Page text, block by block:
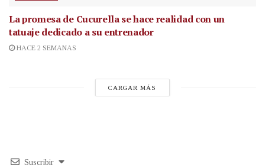
La promesa de Cucurella se hace realidad con un
tatuaje dedicado a su entrenador
HACE 2 SEMANAS
CARGAR MÁS
Suscribir